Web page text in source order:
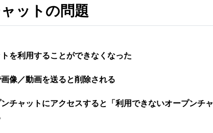
ットの問題
を利用することができなくなった
像／動画を送ると削除される
チャットにアクセスすると「利用できないオープンチャ